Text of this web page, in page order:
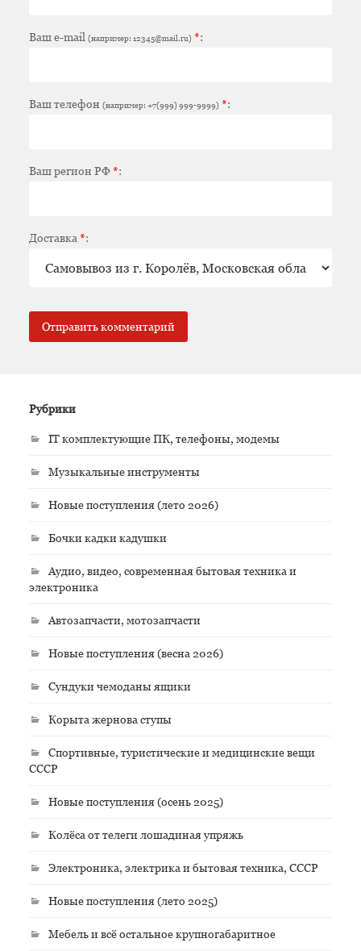
Ваш e-mail (например: 12345@mail.ru) *:
Ваш телефон (например: +7(999) 999-9999) *:
Ваш регион РФ*:
Доставка *:
Рубрики
IT комплектующие ПК, телефоны, модемы
Музыкальные инструменты
Новые поступления (лето 2026)
Бочки кадки кадушки
Аудио, видео, современная бытовая техника и
электроника
Автозапчасти, мотозапчасти
Новые поступления (весна 2026)
Сундуки чемоданы ящики
Корыта жернова ступы
Спортивные, туристические и медицинские вещи
СССР
Новые поступления (осень 2025)
Колёса от телеги лошадиная упряжь
Электроника, электрика и бытовая техника, СССР
Новые поступления (лето 2025)
Мебель и всё остальное крупногабаритное